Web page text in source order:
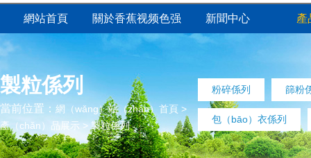
網站首頁 關於香蕉视频色强 新聞中心 產
粉碎係列 篩粉
包（bāo）衣係列
製粒係列
當前位置： 網（wǎng）站（zhàn）首頁 >
產（chǎn）品展示 > 製粒係列